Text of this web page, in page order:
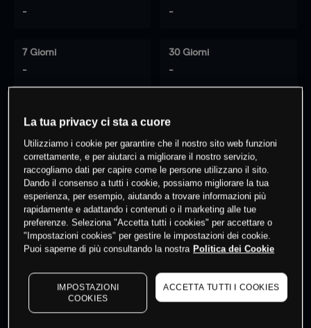
- -
7 Giorni
-
30 Giorni
-
0 % dei clienti hanno posizioni
questo prodotto
Fai trading
I prezzi sono solo indicativi. Accediper vedere gli ultimi
dati di mercato
to see latest market data
La tua privacy ci sta a cuore
Utilizziamo i cookie per garantire che il nostro sito web funzioni
correttamente, e per aiutarci a migliorare il nostro servizio,
raccogliamo dati per capire come le persone utilizzano il sito.
Dando il consenso a tutti i cookie, possiamo migliorare la tua
esperienza, per esempio, aiutando a trovare informazioni più
rapidamente e adattando i contenuti o il marketing alle tue
preferenze. Seleziona "Accetta tutti i cookies" per accettare o
"Impostazioni cookies" per gestire le impostazioni dei cookie.
Puoi saperne di più consultando la nostra Politica dei Cookie
IMPOSTAZIONI
COOKIES
ACCETTA TUTTI I COOKIES